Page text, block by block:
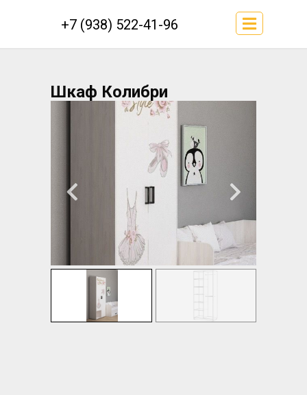
+7 (938) 522-41-96
Шкаф Колибри
2створчатый